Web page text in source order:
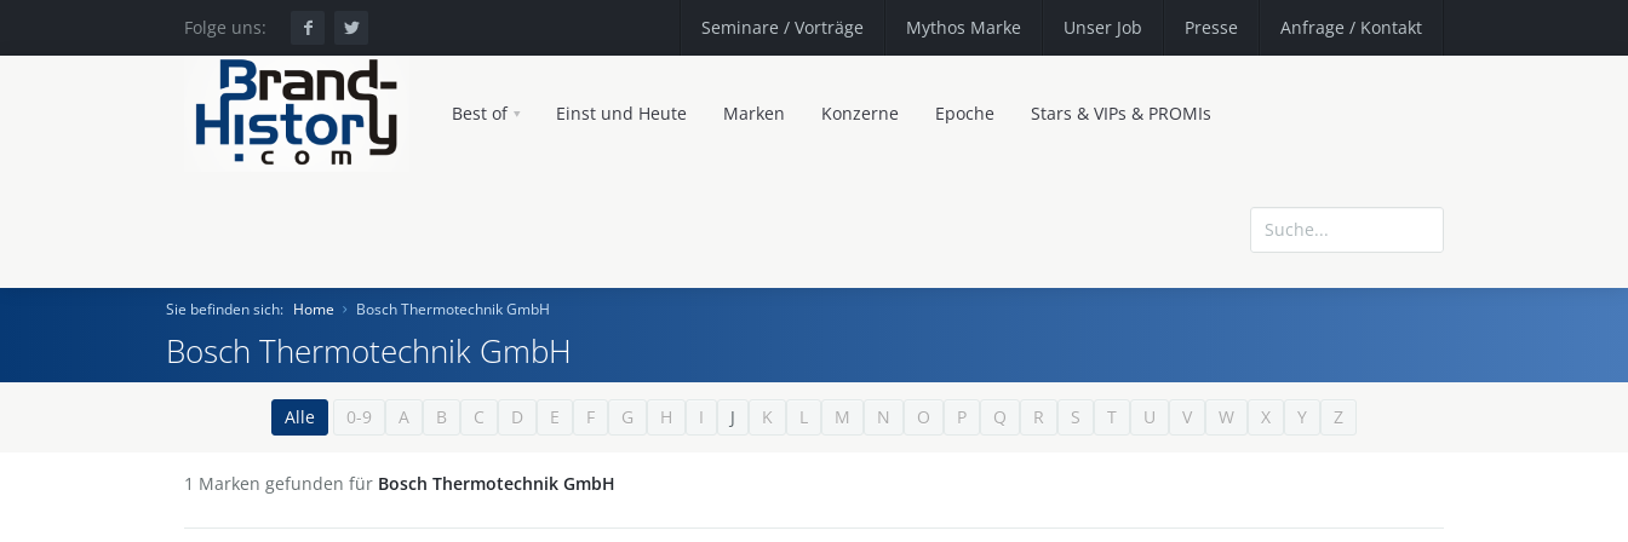
Folge uns: Seminare / Vorträge Mythos Marke Unser Job Presse Anfrage / Kontakt
Best of Einst und Heute Marken Konzerne Epoche Stars & VIPs & PROMIs
Sie befinden sich: Home Bosch Thermotechnik GmbH
Bosch Thermotechnik GmbH
Alle 0-9 A B C D E F G H I J K L M N O P Q R S T U V W X Y Z
1 Marken gefunden für Bosch Thermotechnik GmbH